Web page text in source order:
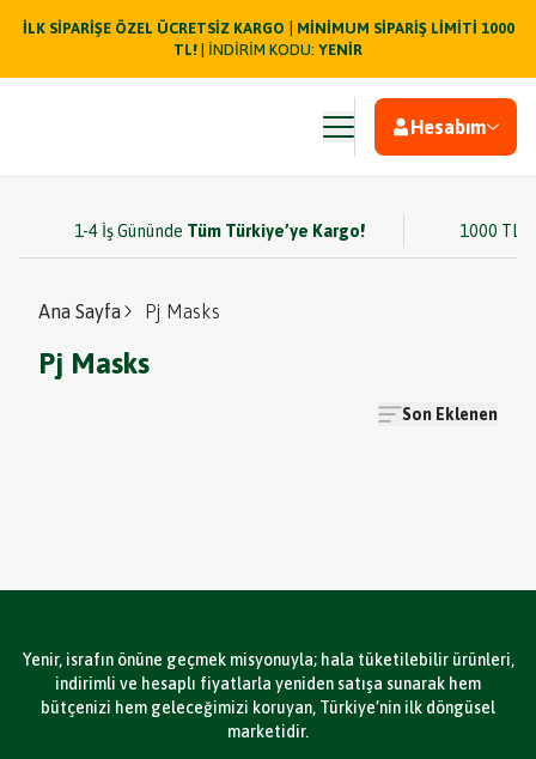
İLK SİPARİŞE ÖZEL ÜCRETSİZ KARGO
MİNİMUM SİPARİŞ LİMİTİ 1000
TL! | İNDİRİM KODU: YENİR
Hesabım
1-4 İş Gününde Tüm Türkiye’ye Kargo! 1000 TL
Ana Sayfa Pj Masks
Pj Masks
Son Eklenen
Yenir, israfın önüne geçmek misyonuyla; hala tüketilebilir ürünleri,
indirimli ve hesaplı fiyatlarla yeniden satışa sunarak hem
bütçenizi hem geleceğimizi koruyan, Türkiye’nin ilk döngüsel
marketidir.